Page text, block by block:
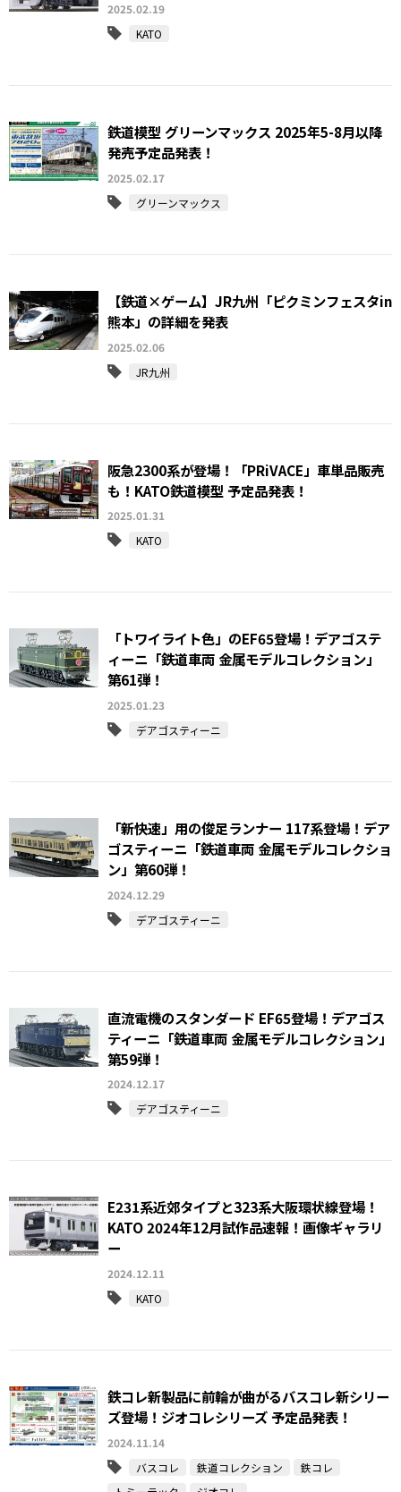
2025.02.19
KATO
鉄道模型 グリーンマックス 2025年5-8月以降
発売予定品発表！
2025.02.17
グリーンマックス
【鉄道×ゲーム】JR九州「ピクミンフェスタin
熊本」の詳細を発表
2025.02.06
JR九州
阪急2300系が登場！「PRiVACE」車単品販売
も！KATO鉄道模型 予定品発表！
2025.01.31
KATO
「トワイライト色」のEF65登場！デアゴステ
ィーニ「鉄道車両 金属モデルコレクション」
第61弾！
2025.01.23
デアゴスティーニ
「新快速」用の俊足ランナー 117系登場！デア
ゴスティーニ「鉄道車両 金属モデルコレクショ
ン」第60弾！
2024.12.29
デアゴスティーニ
直流電機のスタンダード EF65登場！デアゴス
ティーニ「鉄道車両 金属モデルコレクション」
第59弾！
2024.12.17
デアゴスティーニ
E231系近郊タイプと323系大阪環状線登場！
KATO 2024年12月試作品速報！画像ギャラリ
ー
2024.12.11
KATO
鉄コレ新製品に前輪が曲がるバスコレ新シリー
ズ登場！ジオコレシリーズ 予定品発表！
2024.11.14
バスコレ
鉄道コレクション
鉄コレ